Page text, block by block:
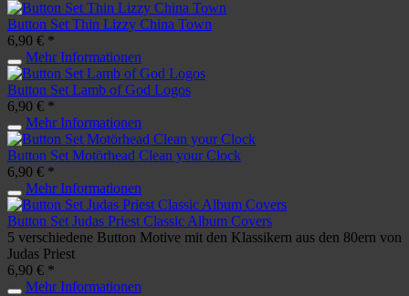
Button Set Thin Lizzy China Town
6,90 € *
Mehr Informationen
Button Set Lamb of God Logos
6,90 € *
Mehr Informationen
Button Set Motörhead Clean your Clock
6,90 € *
Mehr Informationen
Button Set Judas Priest Classic Album Covers
5 verschiedene Button Motive mit den Klassikern aus den 80ern von
Judas Priest
6,90 € *
Mehr Informationen